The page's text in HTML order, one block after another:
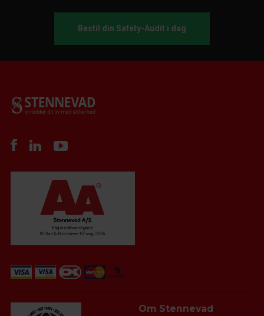
Bestil din Safety-Audit i dag
Om Stennevad